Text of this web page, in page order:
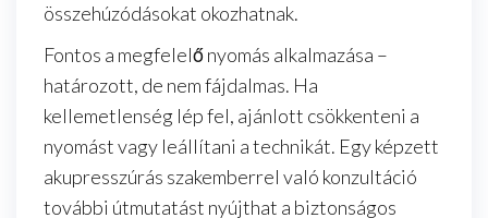
összehúzódásokat okozhatnak.
Fontos a megfelelő nyomás alkalmazása –
határozott, de nem fájdalmas. Ha
kellemetlenség lép fel, ajánlott csökkenteni a
nyomást vagy leállítani a technikát. Egy képzett
akupresszúrás szakemberrel való konzultáció
további útmutatást nyújthat a biztonságos